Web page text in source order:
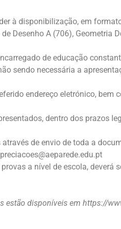
à disponibilização, em
Desenho A (706), Geometria
de educação
sendo necessária a
endereço eletrónico, bem
dentro dos prazos
de envio de toda a
a nível de escola, deverá
estão disponíveis em https://